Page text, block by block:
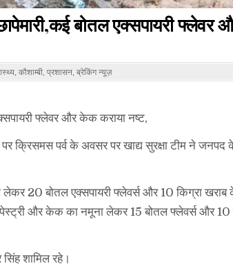
बोतल एक्सपायरी
, कौशाम्बी, प्रशासन, ब्रेकिंग न्यूज़
फ्लेवर और केक कराया नष्ट,
क्रिसमस पर्व के अवसर पर खाद्य सुरक्षा टीम ने जनपद
लेकर 20 बोतल एक्सपायरी फ्लेवर्स और 10 किग्रा
और केक का नमूना लेकर 15 बोतल फ्लेवर्स और 10
सिंह शामिल रहे।